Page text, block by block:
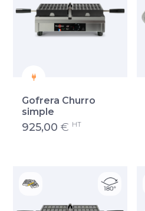
Gofrera Churro
simple
925,00 € HT